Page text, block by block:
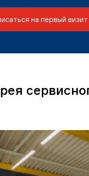
на первый визит